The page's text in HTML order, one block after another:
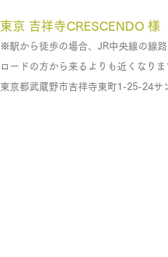
東京 吉祥寺CRESCENDO 様
※駅から徒歩の場合、JR中央線の線
ロードの方から来るよりも近くなりま
東京都武蔵野市吉祥寺東町1-25-24サ